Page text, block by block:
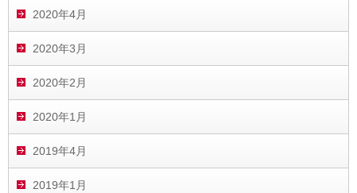
2020年4月
2020年3月
2020年2月
2020年1月
2019年4月
2019年1月